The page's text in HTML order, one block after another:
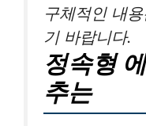
구체적인 내
기 바랍니다.
정속형
추는